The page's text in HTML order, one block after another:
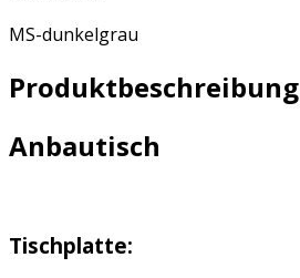
MS-dunkelgrau
Produktbeschreibung
Anbautisch
Tischplatte: